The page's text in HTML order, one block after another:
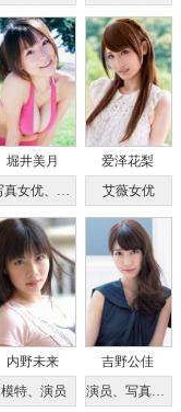
堀井美月
写真女优、演员
爱泽花梨
艾薇女优
内野未来
模特、演员
吉野公佳
演员、写真偶像